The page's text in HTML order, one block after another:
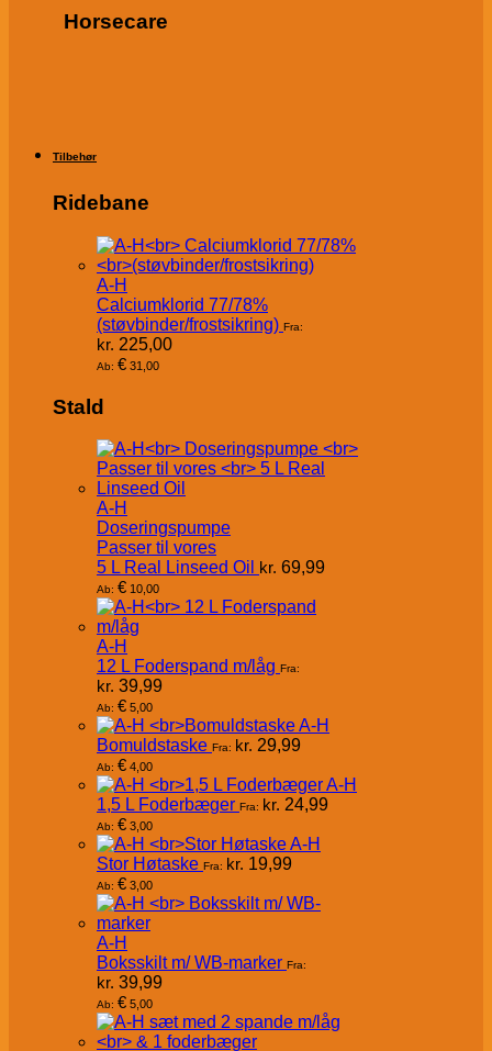
Horsecare
Tilbehør
Ridebane
A-H
Calciumklorid 77/78%
(støvbinder/frostsikring) Fra:
kr. 225,00
Ab: € 31,00
Stald
A-H
Doseringspumpe
Passer til vores
5 L Real Linseed Oil kr. 69,99
Ab: € 10,00
A-H
12 L Foderspand m/låg Fra:
kr. 39,99
Ab: € 5,00
A-H
Bomuldstaske Fra: kr. 29,99
Ab: € 4,00
A-H
1,5 L Foderbæger Fra: kr. 24,99
Ab: € 3,00
A-H
Stor Høtaske Fra: kr. 19,99
Ab: € 3,00
A-H
Boksskilt m/ WB-marker Fra:
kr. 39,99
Ab: € 5,00